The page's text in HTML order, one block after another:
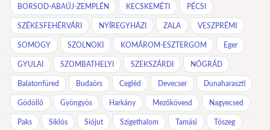
BORSOD-ABAÚJ-ZEMPLÉN KECSKEMÉTI PÉCSI
SZÉKESFEHÉRVÁRI NYÍREGYHÁZI ZALA VESZPRÉMI
SOMOGY SZOLNOKI KOMÁROM-ESZTERGOM Eger
GYULAI SZOMBATHELYI SZEKSZÁRDI NÓGRÁD
Balatonfüred Budaörs Cegléd Devecser Dunaharaszti
Gödöllő Gyöngyös Harkány Mezőkövesd Nagyecsed
Paks Siklós Siójut Szigethalom Tamási Tószeg